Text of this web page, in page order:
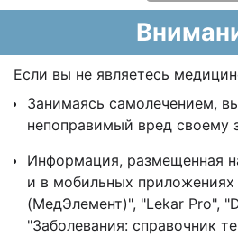
Если вы не являетесь
Занимаясь самолечением,
непоправимый вред своему
Информация, размещенная
и в мобильных приложениях
(МедЭлемент)", "Lekar Pro",
"Заболевания: справочник